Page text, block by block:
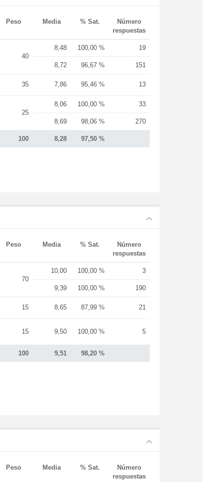
Peso Media % Sat.
Número
respuestas
100 8,28 97,50 %
40
8,48 100,00 % 19
8,72 96,67 % 151
35 7,86 95,46 % 13
25
8,06 100,00 % 33
8,69 98,06 % 270
Peso Media % Sat.
Número
respuestas
100 9,51 98,20 %
70
10,00 100,00 % 3
9,39 100,00 % 190
15 8,65 87,99 % 21
15 9,50 100,00 % 5
Peso Media % Sat.
Número
respuestas